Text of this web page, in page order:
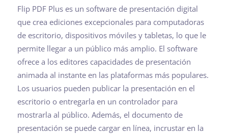
Flip PDF Plus es un software de presentación digital
que crea ediciones excepcionales para computadoras
de escritorio, dispositivos móviles y tabletas, lo que le
permite llegar a un público más amplio. El software
ofrece a los editores capacidades de presentación
animada al instante en las plataformas más populares.
Los usuarios pueden publicar la presentación en el
escritorio o entregarla en un controlador para
mostrarla al público. Además, el documento de
presentación se puede cargar en línea, incrustar en la